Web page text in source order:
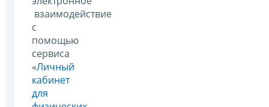
взаимодействие
с
помощью
сервиса
«Личный
кабинет
для